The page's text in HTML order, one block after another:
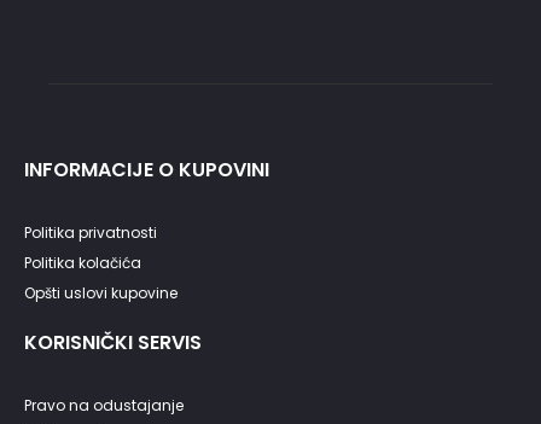
INFORMACIJE O KUPOVINI
Politika privatnosti
Politika kolačića
Opšti uslovi kupovine
KORISNIČKI SERVIS
Pravo na odustajanje